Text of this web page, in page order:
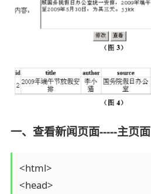
一、查看新闻页面-----主页面
<html>
<head>